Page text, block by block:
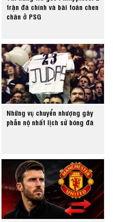
trận đá chính và bài toán chen
chân ở PSG
Những vụ chuyển nhượng gây
phẫn nộ nhất lịch sử bóng đá